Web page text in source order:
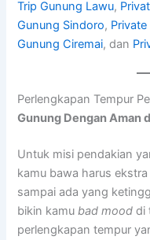
Trip Gunung Lawu,
Gunung Sindoro,
Gunung Ciremai, dan
Perlengkapan Tempur
Gunung Dengan Aman
Untuk misi pendakian
kamu bawa harus
sampai ada yang
bikin kamu bad mood di
perlengkapan tempur